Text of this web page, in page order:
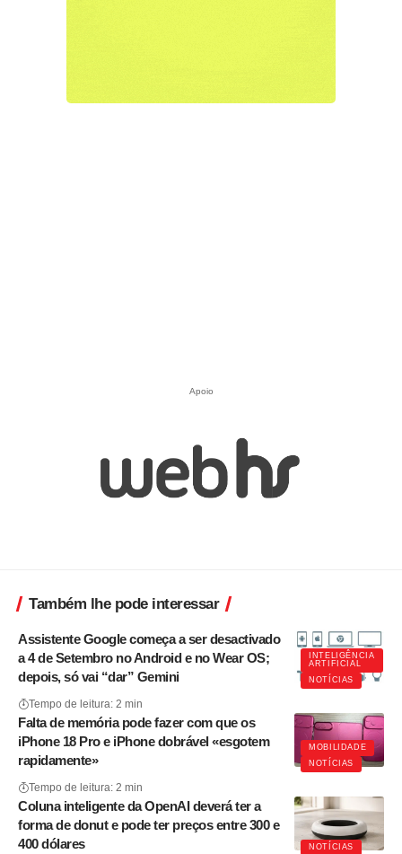
Apoio
Também lhe pode interessar
INTELIGÊNCIA
ARTIFICIAL
NOTÍCIAS
Assistente Google começa a ser desactivado
a 4 de Setembro no Android e no Wear OS;
depois, só vai “dar” Gemini
Tempo de leitura: 2 min
MOBILIDADE
NOTÍCIAS
Falta de memória pode fazer com que os
iPhone 18 Pro e iPhone dobrável «esgotem
rapidamente»
Tempo de leitura: 2 min
NOTÍCIAS
Coluna inteligente da OpenAI deverá ter a
forma de donut e pode ter preços entre 300 e
400 dólares